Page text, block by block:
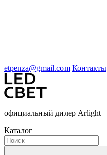
etpenza@gmail.com Контакты
официальный дилер Arlight
Каталог